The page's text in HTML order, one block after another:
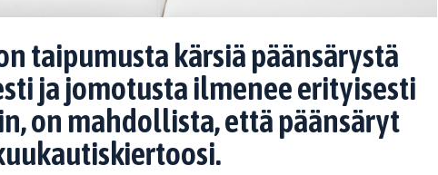
taipumusta kärsiä päänsärystä
ja jomotusta ilmenee erityisesti
on mahdollista, että päänsäryt